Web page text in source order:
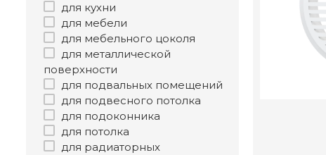
для кухни
для мебели
для мебельного цоколя
для металлической
поверхности
для подвальных помещений
для подвесного потолка
для подоконника
для потолка
для радиаторных